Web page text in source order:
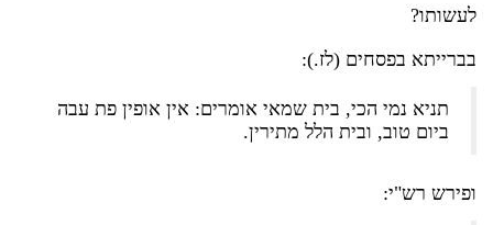
לעשותו?
בברייתא בפסחים (לז.):
תניא נמי הכי, בית שמאי אומרים: אין אופין פת עבה
ביום טוב, ובית הלל מתירין.
ופירש רש"י: